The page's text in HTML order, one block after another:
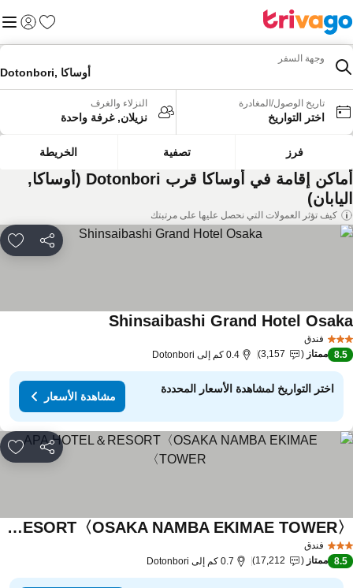
المفضلة
تسجيل
وجهة السفر
Dotonbori, أوساكا
تاريخ الوصول/المغادرة
اختر التواريخ
النزلاء والغرف
نزيلان, غرفة واحدة
فرز تصفية الخريطة
أماكن إقامة في أوساكا قرب Dotonbori (أوساكا,
كيف تؤثر العمولات التي نحصل عليها على مرتبتك
مشاركة
فندق
Shinsaibashi Grand Hotelمشاهدة الأسعار
8.5 ممتاز 3,157 0.4 كم إلى Dotonbori
اختر التواريخ لمشاهدة الأسعار المحددة
مشاهدة الأسعار
مشاركة
فندق
APA HOTEL＆RESORT〈OSAKA NAMBA EKIMAE TOWER〉
الأسعار
8.5 ممتاز 17,212 0.7 كم إلى Dotonbori